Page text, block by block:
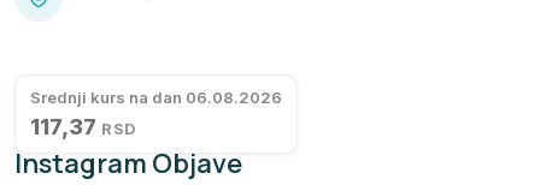
Srednji kurs na dan 06.08.2026
117,37 RSD
Instagram Objave